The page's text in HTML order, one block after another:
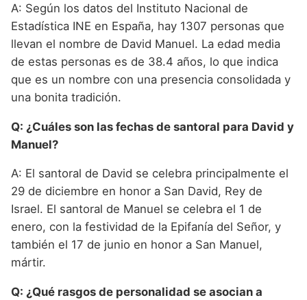
A: Según los datos del Instituto Nacional de
Estadística INE en España, hay 1307 personas que
llevan el nombre de David Manuel. La edad media
de estas personas es de 38.4 años, lo que indica
que es un nombre con una presencia consolidada y
una bonita tradición.
Q: ¿Cuáles son las fechas de santoral para David y
Manuel?
A: El santoral de David se celebra principalmente el
29 de diciembre en honor a San David, Rey de
Israel. El santoral de Manuel se celebra el 1 de
enero, con la festividad de la Epifanía del Señor, y
también el 17 de junio en honor a San Manuel,
mártir.
Q: ¿Qué rasgos de personalidad se asocian a